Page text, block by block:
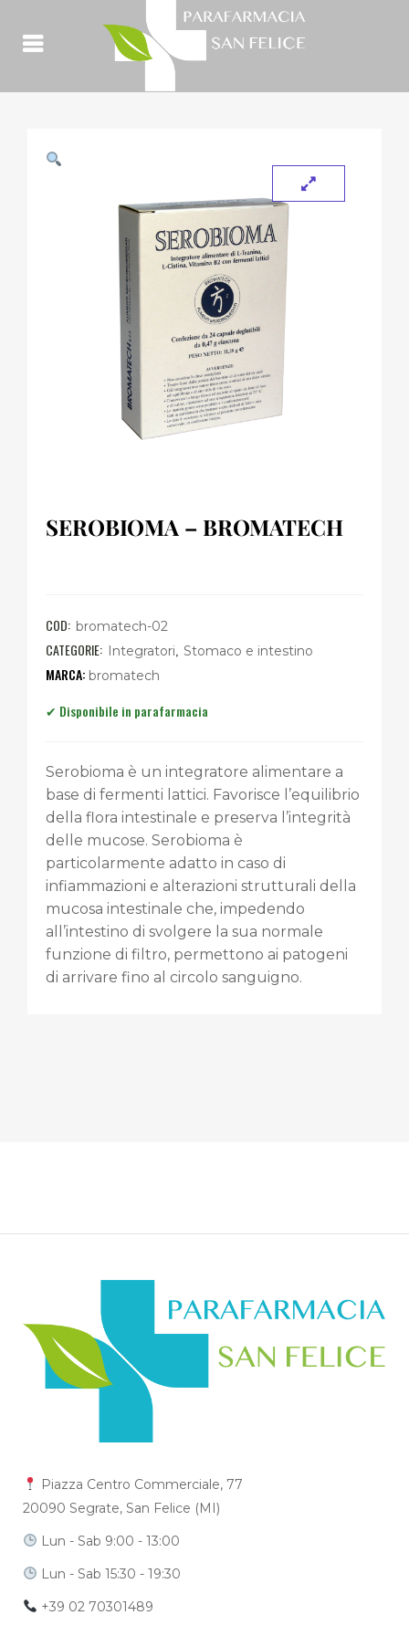
SEROBIOMA – BROMATECH
COD: bromatech-02
CATEGORIE: Integratori Stomaco e intestino
bromatech
Serobioma è un integratore alimentare a
base di fermenti lattici. Favorisce l’equilibrio
della flora intestinale e preserva l’integrità
delle mucose. Serobioma è
particolarmente adatto in caso di
infiammazioni e alterazioni strutturali della
mucosa intestinale che, impedendo
all’intestino di svolgere la sua normale
funzione di filtro, permettono ai patogeni
di arrivare fino al circolo sanguigno.
Piazza Centro Commerciale, 77
20090 Segrate, San Felice (MI)
Lun - Sab 9:00 - 13:00
Lun - Sab 15:30 - 19:30
+39 02 70301489